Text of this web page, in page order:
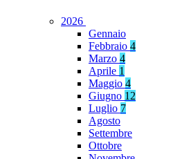
2026
Gennaio
Febbraio 4
Marzo 4
Aprile 1
Maggio 4
Giugno 12
Luglio 7
Agosto
Settembre
Ottobre